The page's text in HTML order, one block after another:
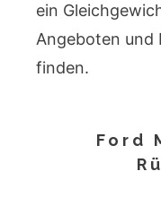
ein
Angeboten und
finden.
Ford